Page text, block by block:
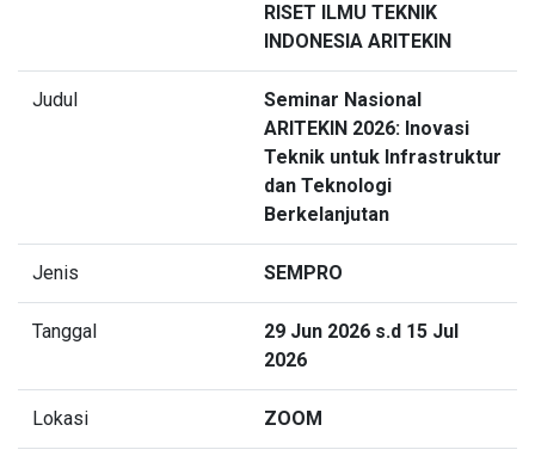
RISET ILMU TEKNIK
INDONESIA ARITEKIN
Judul
Seminar Nasional
ARITEKIN 2026: Inovasi
Teknik untuk Infrastruktur
dan Teknologi
Berkelanjutan
Jenis SEMPRO
Tanggal
29 Jun 2026 s.d 15 Jul
2026
Lokasi ZOOM